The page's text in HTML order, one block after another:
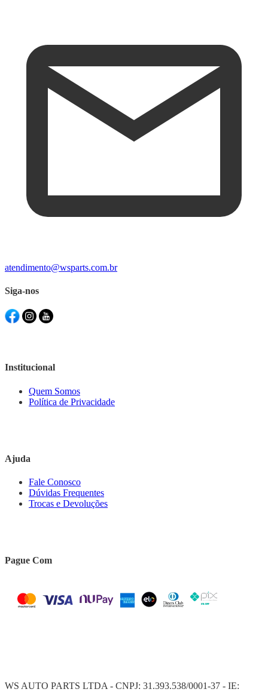
atendimento@wsparts.com.br
Siga-nos
Institucional
Quem Somos
Política de Privacidade
Ajuda
Fale Conosco
Dúvidas Frequentes
Trocas e Devoluções
Pague Com
WS AUTO PARTS LTDA - CNPJ: 31.393.538/0001-37 - IE: